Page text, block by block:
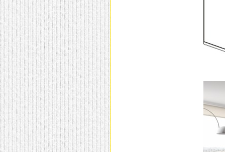
кровати, чтобы заполнить
пустующее там
место. Также стеллажи
очень часто используют в
качестве разграничителей
комнаты, например, на
рабочую зону и
пространство для отдыха.
Особенно это актуально
для однокомнатных
квартир.